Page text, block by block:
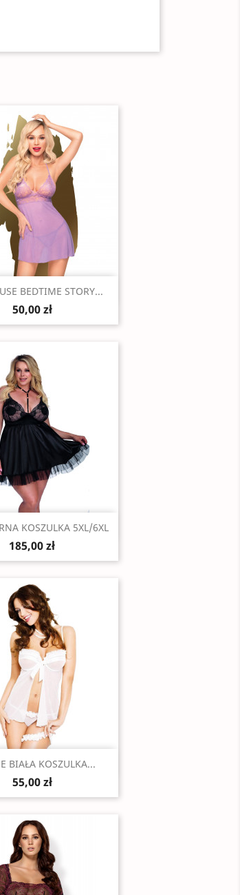
Szybki podgląd
BEDTIME STORY...
50,00 zł
Szybki podgląd
KOSZULKA 5XL/6XL
185,00 zł
Szybki podgląd
BIAŁA KOSZULKA...
55,00 zł